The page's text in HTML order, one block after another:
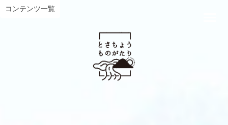
コンテンツ一覧